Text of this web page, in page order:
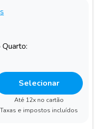
Selecionar
Até 12x no cartão
Taxas e impostos incluídos